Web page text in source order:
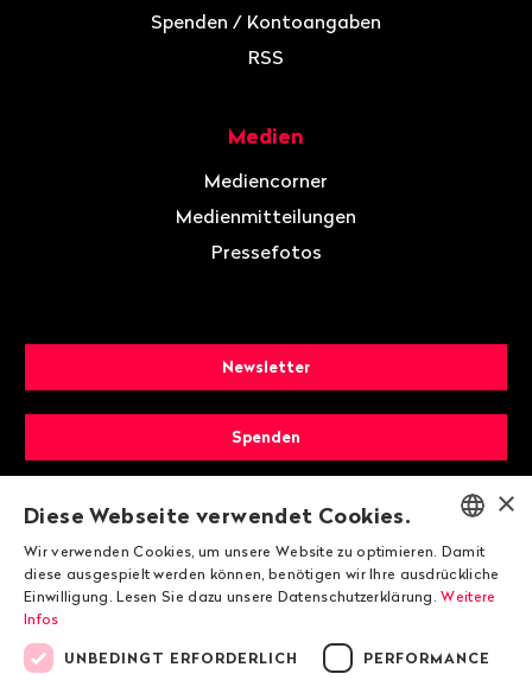
Spenden / Kontoangaben
RSS
Medien
Mediencorner
Medienmitteilungen
Pressefotos
Newsletter
Spenden
Mitglied werden
ENGLISH
DEUTSCH
×
Diese Webseite verwendet Cookies.
Wir verwenden Cookies, um unsere Website zu optimieren. Damit
diese ausgespielt werden können, benötigen wir Ihre ausdrückliche
Einwilligung. Lesen Sie dazu unsere Datenschutzerklärung. Weitere
Infos
UNBEDINGT ERFORDERLICH PERFORMANCE